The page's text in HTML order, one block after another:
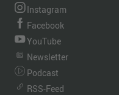
Instagram
Facebook
YouTube
Newsletter
Podcast
RSS-Feed